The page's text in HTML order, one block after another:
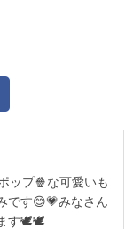
ップ🍿な可愛いも
です😊💗みなさん
ます🕊🕊